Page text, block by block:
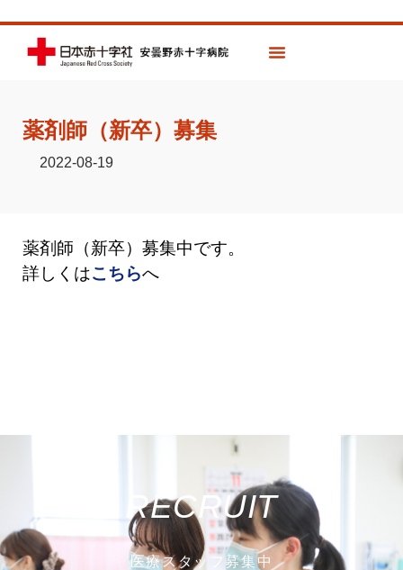
薬剤師（新卒）募集
2022-08-19
薬剤師（新卒）募集中です。
詳しくはこちらへ
RECRUIT
医療スタッフ募集中